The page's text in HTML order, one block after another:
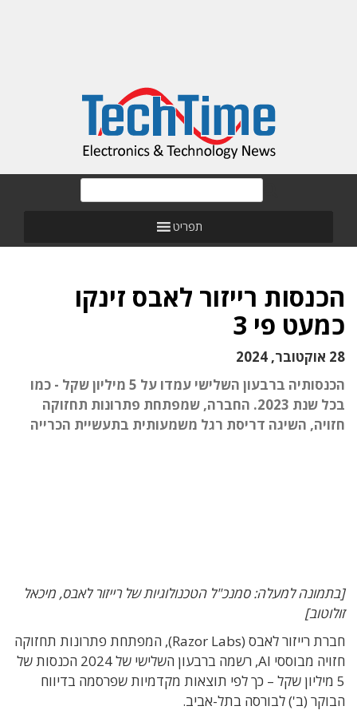
תפריט
הכנסות רייזור לאבס זינקו
כמעט פי 3
28 אוקטובר, 2024
הכנסותיה ברבעון השלישי עמדו על 5 מיליון שקל - כמו
בכל שנת 2023. החברה, שמפתחת פתרונות תחזוקה
חזויה, השיגה דריסת רגל משמעותית בתעשיית הכרייה
[בתמונה למעלה: סמנכ"ל הטכנולוגיות של רייזור לאבס, מיכאל
זולוטוב]
חברת רייזור לאבס (Razor Labs), המפתחת פתרונות תחזוקה
חזויה מבוססי AI, רשמה ברבעון השלישי של 2024 הכנסות של
5 מיליון שקל – כך לפי תוצאות מקדמיות שפרסמה בדיווח
הבוקר (ב') לבורסה בתל-אביב.